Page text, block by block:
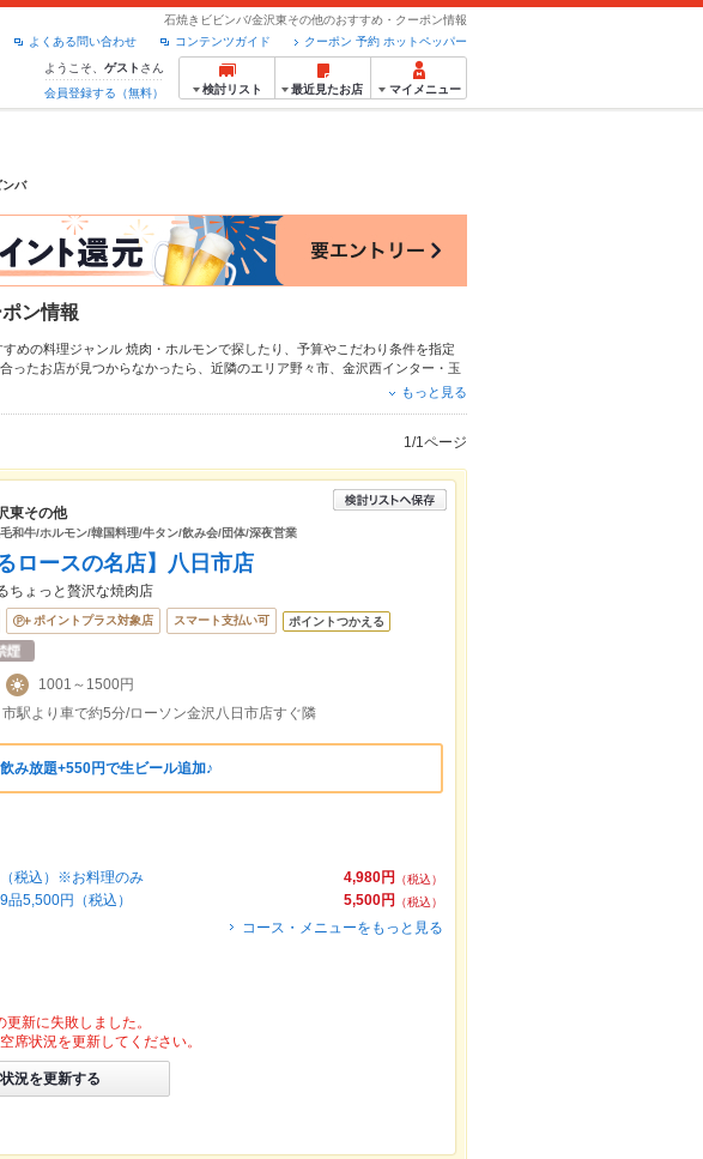
石焼きビビンバ/金沢東その他のおすすめ・クーポン情報
クーポン 予約 ホットペッパー
コンテンツガイド
よくある問い合わせ
ようこそ、 ゲスト さん
会員登録する（無料）
検討リスト 最近見たお店 マイメニュー
ンバ
ン情報
めの料理ジャンル 焼肉・ホルモンで探したり、予算やこだわり条件を指定
ったお店が見つからなかったら、近隣のエリア野々市
金沢西インター・玉
からあげ、
もっと見る
1/1ページ
東その他
和牛/ホルモン/韓国料理/牛タン/飲み会/団体/深夜営業
ロースの名店】八日市店
ちょっと贅沢な焼肉店
ポイントプラス対象店 スマート支払い可 ポイントつかえる
1001～1500円
駅より車で約5分/ローソン金沢八日市店すぐ隣
飲み放題+550円で生ビール追加♪
4,980円
（税込）
（税込）※お料理のみ
5,500円
（税込）
品5,500円（税込）
コース・メニューをもっと見る
更新に失敗しました。
席状況を更新してください。
況を更新する